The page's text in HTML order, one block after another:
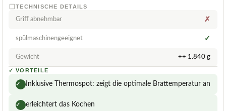
TECHNISCHE DETAILS
Griff abnehmbar ✗
spülmaschinengeeignet ✓
Gewicht ++ 1.840 g
✓ VORTEILE
✓ Inklusive Thermospot: zeigt die optimale Brattemperatur an
✓ erleichtert das Kochen